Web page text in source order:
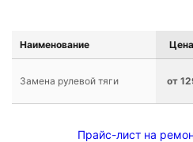
Наименование
Замена рулевой тяги от
Прайс-лист на